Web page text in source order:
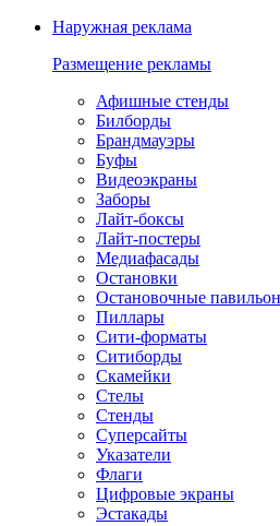
Наружная реклама
Размещение рекламы
Афишные стенды
Билборды
Брандмауэры
Буфы
Видеоэкраны
Заборы
Лайт-боксы
Лайт-постеры
Медиафасады
Остановки
Остановочные
Пиллары
Сити-форматы
Ситиборды
Скамейки
Стелы
Стенды
Суперсайты
Указатели
Флаги
Цифровые экраны
Эстакады